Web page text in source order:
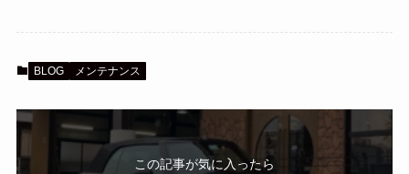
BLOG メンテナンス
この記事が気に入ったら